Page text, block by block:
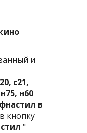
и
с21,
н60
в
кнопку
"